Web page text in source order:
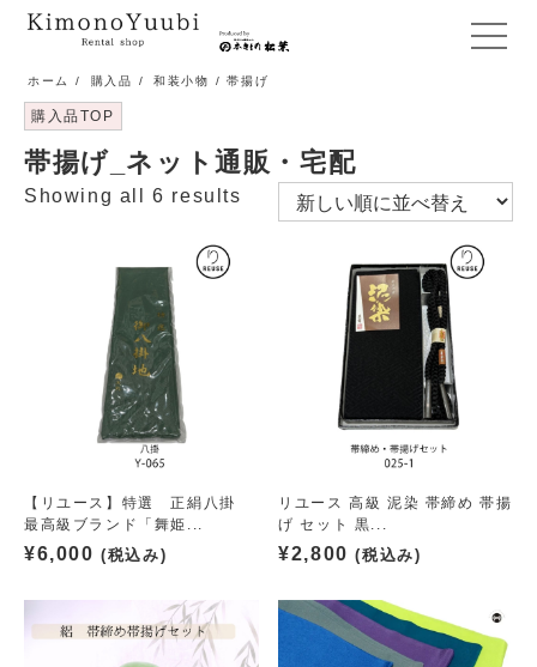
メ
ホーム / 購入品 / 和装小物 / 帯揚げ
購入品TOP
帯揚げ_ネット通販・宅配
Showing all 6 results
【リユース】特選 正絹八掛
最高級ブランド「舞姫...
¥6,000 (税込み)
リユース 高級 泥染 帯締め 帯揚
げ セット 黒...
¥2,800 (税込み)